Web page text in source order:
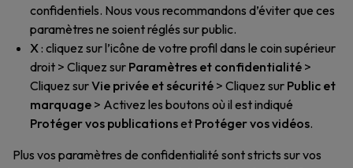
confidentiels. Nous vous recommandons d’éviter que ces
paramètres ne soient réglés sur public.
X: cliquez sur l’icône de votre profil dans le coin supérieur
droit > Cliquez sur Paramètres et confidentialité >
Cliquez surVie privée et sécurité > Cliquez sur Public et
marquage > Activez les boutons où il est indiqué
Protéger vos publicationset Protéger vos vidéos.
Plus vos paramètres de confidentialité sont stricts sur vos